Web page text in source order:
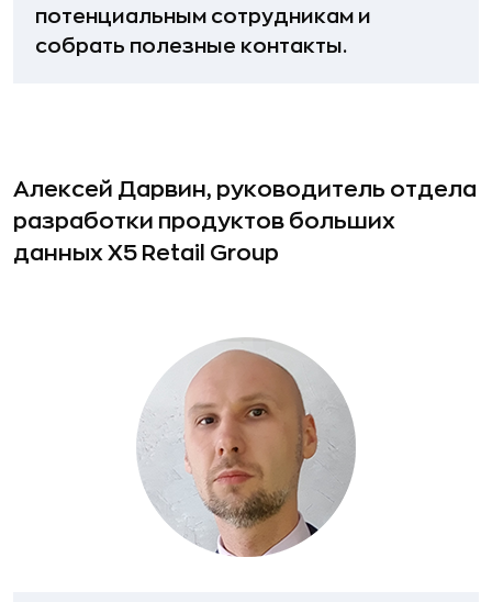
потенциальным сотрудникам и
собрать полезные контакты.
Алексей Дарвин, руководитель отдела
разработки продуктов больших
данных X5 Retail Group